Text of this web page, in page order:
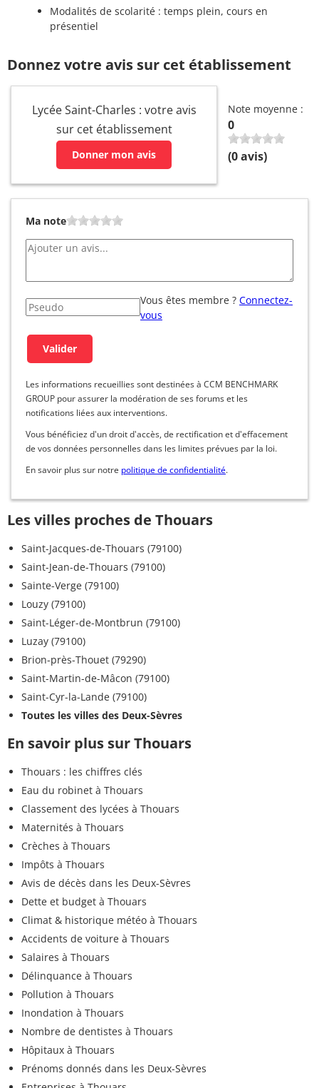
Modalités de scolarité : temps plein, cours en
présentiel
Donnez votre avis sur cet établissement
Lycée Saint-Charles : votre avis
sur cet établissement
Donner mon avis
Note moyenne :
0
(0avis)
Ma note
Vous êtes membre ? Connectez-
vous
Les informations recueillies sont destinées à CCM BENCHMARK
GROUP pour assurer la modération de ses forums et les
notifications liées aux interventions.
Vous bénéficiez d'un droit d'accès, de rectification et d'effacement
de vos données personnelles dans les limites prévues par la loi.
En savoir plus sur notre politique de confidentialité.
Les villes proches de Thouars
Saint-Jacques-de-Thouars (79100)
Saint-Jean-de-Thouars (79100)
Sainte-Verge (79100)
Louzy (79100)
Saint-Léger-de-Montbrun (79100)
Luzay (79100)
Brion-près-Thouet (79290)
Saint-Martin-de-Mâcon (79100)
Saint-Cyr-la-Lande (79100)
Toutes les villes des Deux-Sèvres
En savoir plus sur Thouars
Thouars : les chiffres clés
Eau du robinet à Thouars
Classement des lycées à Thouars
Maternités à Thouars
Crèches à Thouars
Impôts à Thouars
Avis de décès dans les Deux-Sèvres
Dette et budget à Thouars
Climat & historique météo à Thouars
Accidents de voiture à Thouars
Salaires à Thouars
Délinquance à Thouars
Pollution à Thouars
Inondation à Thouars
Nombre de dentistes à Thouars
Hôpitaux à Thouars
Prénoms donnés dans les Deux-Sèvres